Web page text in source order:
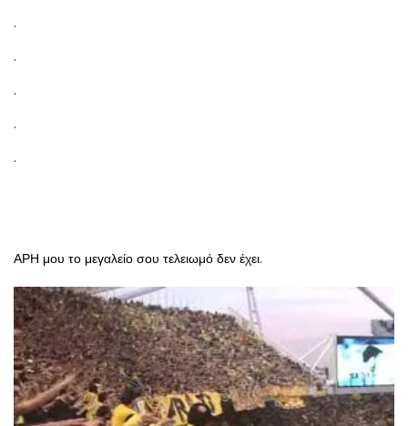
.
.
.
.
.
ΑΡΗ μου το μεγαλείο σου τελειωμό δεν έχει.